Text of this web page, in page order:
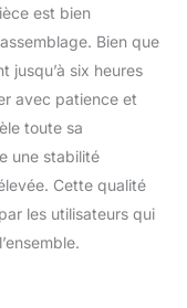
et autres
même
une
à vos
de Câbles: le
caché
est bien
Bien que
jusqu’à six heures
avec patience et
toute sa
une stabilité
Cette qualité
les utilisateurs qui